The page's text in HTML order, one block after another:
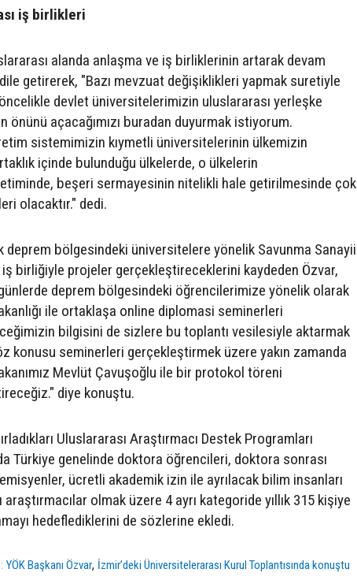
iş birlikleri
alanda anlaşma ve iş birliklerinin artarak devam
getirerek, "Bazı mevzuat değişiklikleri yapmak suretiyle
devlet üniversitelerimizin uluslararası yerleşke
önünü açacağımızı buradan duyurmak istiyorum.
sistemimizin kıymetli üniversitelerinin ülkemizin
içinde bulunduğu ülkelerde, o ülkelerin
beşeri sermayesinin nitelikli hale getirilmesinde çok
olacaktır." dedi.
deprem bölgesindeki üniversitelere yönelik Savunma Sanayii
iş birliğiyle projeler gerçekleştireceklerini kaydeden Özvar,
deprem bölgesindeki öğrencilerimize yönelik olarak
ile ortaklaşa online diplomasi seminerleri
bilgisini de sizlere bu toplantı vesilesiyle aktarmak
konusu seminerleri gerçekleştirmek üzere yakın zamanda
Mevlüt Çavuşoğlu ile bir protokol töreni
diye konuştu.
Uluslararası Araştırmacı Destek Programları
Türkiye genelinde doktora öğrencileri, doktora sonrası
ücretli akademik izin ile ayrılacak bilim insanları
araştırmacılar olmak üzere 4 ayrı kategoride yıllık 315 kişiye
hedeflediklerini de sözlerine ekledi.
YÖK Başkanı Özvar, İzmir’deki Üniversitelerarası Kurul Toplantısında konuştu